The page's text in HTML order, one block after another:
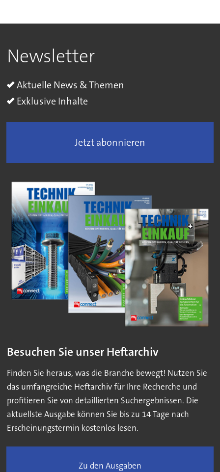
Newsletter
Aktuelle News & Themen
Exklusive Inhalte
Jetzt abonnieren
Besuchen Sie unser Heftarchiv
Finden Sie heraus, was die Branche bewegt! Nutzen Sie
das umfangreiche Heftarchiv für Ihre Recherche und
profitieren Sie von detaillierten Suchergebnissen. Die
aktuellste Ausgabe können Sie bis zu 14 Tage nach
Erscheinungstermin kostenlos lesen.
Zu den Ausgaben